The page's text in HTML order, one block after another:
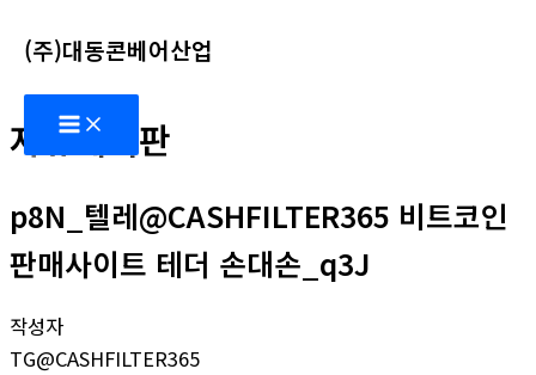
텐
츠
로
건
뛰
기
(주)대동콘베어산업
Main
Menu
자유게시판
p8N_텔레@CASHFILTER365 비트코인
판매사이트 테더 손대손_q3J
작성자
TG@CASHFILTER365